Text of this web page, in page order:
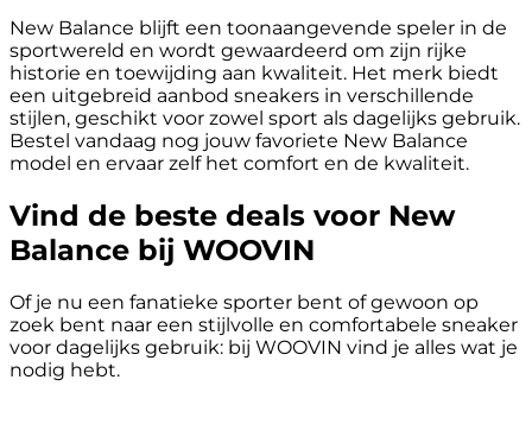
New Balance blijft een toonaangevende speler in de
sportwereld en wordt gewaardeerd om zijn rijke
historie en toewijding aan kwaliteit. Het merk biedt
een uitgebreid aanbod sneakers in verschillende
stijlen, geschikt voor zowel sport als dagelijks gebruik.
Bestel vandaag nog jouw favoriete New Balance
model en ervaar zelf het comfort en de kwaliteit.
Vind de beste deals voor New
Balance bij WOOVIN
Of je nu een fanatieke sporter bent of gewoon op
zoek bent naar een stijlvolle en comfortabele sneaker
voor dagelijks gebruik: bij WOOVIN vind je alles wat je
nodig hebt.